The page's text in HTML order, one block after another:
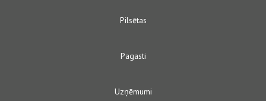
Pilsētas
Pagasti
Uzņēmumi